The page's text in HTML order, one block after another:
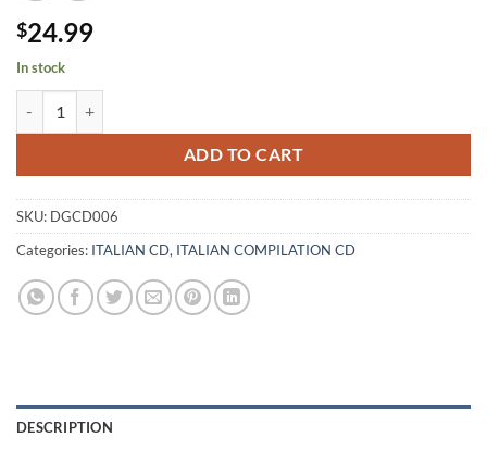
$24.99
In stock
ADD TO CART
SKU: DGCD006
Categories: ITALIAN CD, ITALIAN COMPILATION CD
DESCRIPTION